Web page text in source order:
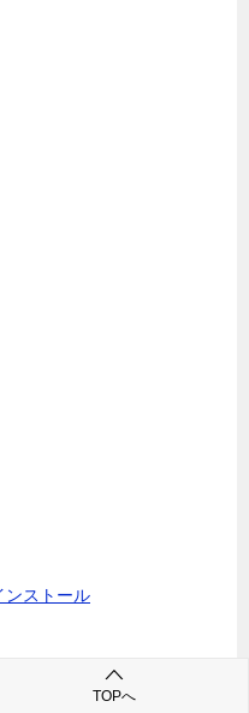
ンストール
TOPへ